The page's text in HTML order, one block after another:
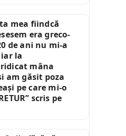
mea fiindcă
era greco-
de ani nu mi-a
la
mâna
am găsit poza
pe care mi-o
scris pe